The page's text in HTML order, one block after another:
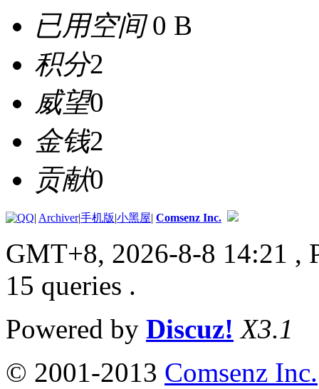
已用空间0 B
积分2
威望0
金钱2
贡献0
| Archiver|手机版|小黑屋| Comsenz Inc.
GMT+8, 2026-8-8 14:21 ,
15 queries .
Powered by Discuz! X3.1
© 2001-2013 Comsenz Inc.